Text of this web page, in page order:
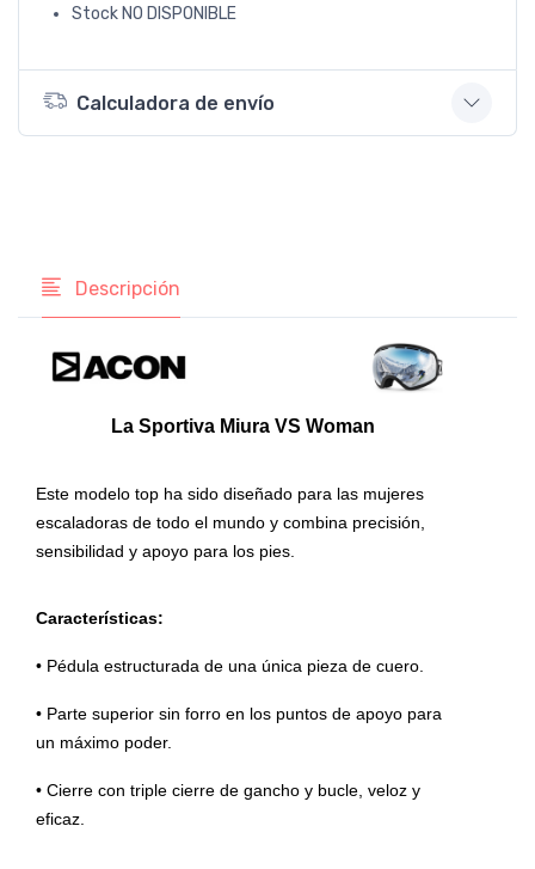
Stock NO DISPONIBLE
Calculadora de envío
Descripción
La Sportiva Miura VS Woman
Este modelo top ha sido diseñado para las mujeres
escaladoras de todo el mundo y combina precisión,
sensibilidad y apoyo para los pies.
Características:
• Pédula estructurada de una única pieza de cuero.
• Parte superior sin forro en los puntos de apoyo para
un máximo poder.
• Cierre con triple cierre de gancho y bucle, veloz y
eficaz.